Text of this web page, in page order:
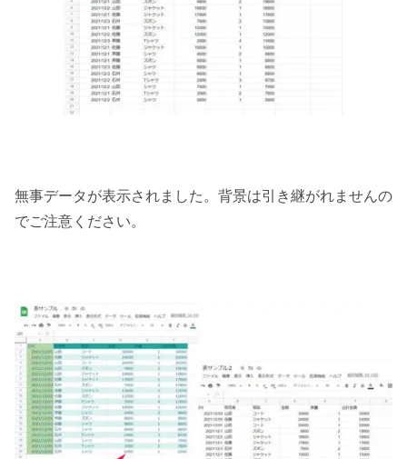
無事データが表示されました。背景は引き継がれませんの
でご注意ください。